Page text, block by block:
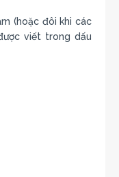
(hoặc đôi khi các
viết trong dấu